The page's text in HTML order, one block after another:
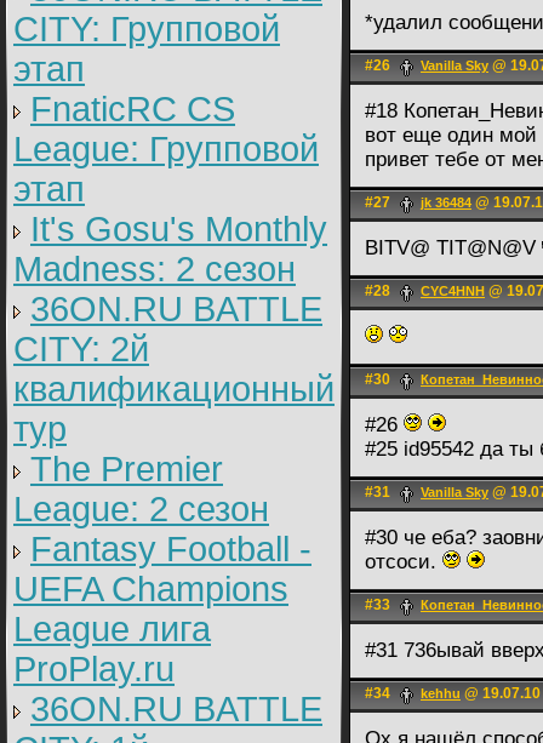
CITY: Групповой
этап
FnaticRC CS
League: Групповой
этап
It's Gosu's Monthly
Madness: 2 сезон
36ON.RU BATTLE
CITY: 2й
квалификационный
тур
The Premier
League: 2 cезон
Fantasy Football -
UEFA Champions
League лига
ProPlay.ru
36ON.RU BATTLE
*удалил
#26 Vanilla Sky @
#18
вот еще один
привет тебе от
#27 jk 36484 @
BITV@ TIT@N@V
#28 CYC4HNH @
#30
#26
#25 id95542 да ты
#31 Vanilla Sky @
#30 че еба?
отсоси.
#33
#31 736ывай
#34 kehhu @